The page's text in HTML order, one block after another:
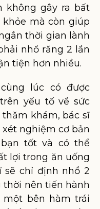
không gây ra bất
mà còn giúp
thời gian lành
nhổ răng 2 lần
tiện hơn nhiều.
lúc có được
yếu tố về sức
thăm khám, bác sĩ
nghiệm cơ bản
tốt và có thể
lợi trong ăn uống
sẽ chỉ định nhổ 2
nên tiến hành
bên hàm trái